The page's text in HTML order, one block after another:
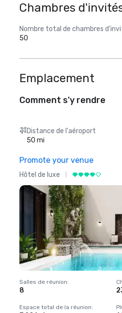
Chambres
Nombre total de chambres
50
Emplacement
Comment s'y rendre
Distance de l'aéroport
50 mi
Promote your venue
Hôtel de luxe
Salles de réunion:
8
Espace total de la réunion: